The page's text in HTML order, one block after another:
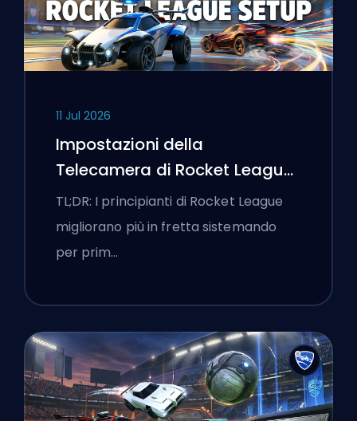
11 Jul 2026
Impostazioni della
Telecamera di Rocket League
e Prima Routine di
Allenamento
TL;DR: I principianti di Rocket League
migliorano più in fretta sistemando
per prim…